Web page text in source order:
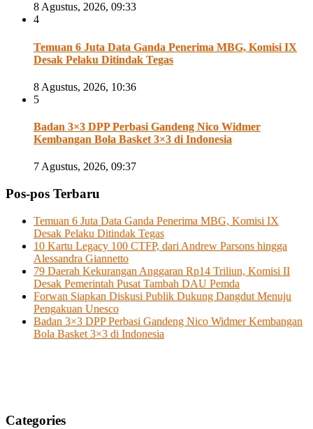
8 Agustus, 2026, 09:33
4
Temuan 6 Juta Data Ganda Penerima MBG, Komisi IX
Desak Pelaku Ditindak Tegas
8 Agustus, 2026, 10:36
5
Badan 3×3 DPP Perbasi Gandeng Nico Widmer
Kembangan Bola Basket 3×3 di Indonesia
7 Agustus, 2026, 09:37
Pos-pos Terbaru
Temuan 6 Juta Data Ganda Penerima MBG, Komisi IX
Desak Pelaku Ditindak Tegas
10 Kartu Legacy 100 CTFP, dari Andrew Parsons hingga
Alessandra Giannetto
79 Daerah Kekurangan Anggaran Rp14 Triliun, Komisi II
Desak Pemerintah Pusat Tambah DAU Pemda
Forwan Siapkan Diskusi Publik Dukung Dangdut Menuju
Pengakuan Unesco
Badan 3×3 DPP Perbasi Gandeng Nico Widmer Kembangan
Bola Basket 3×3 di Indonesia
Categories